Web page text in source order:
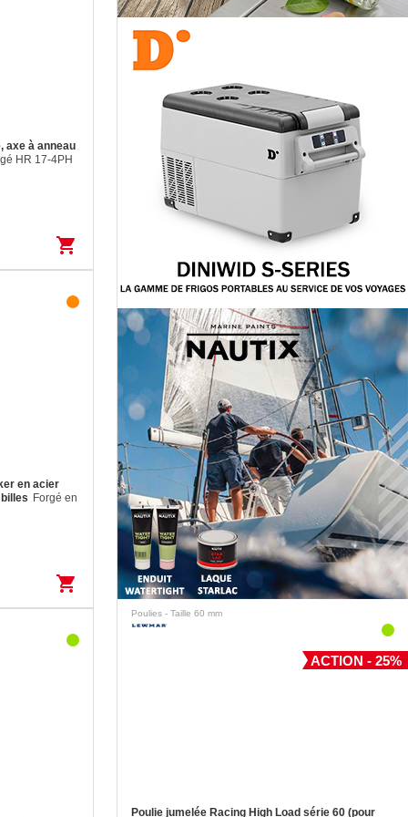
axe à anneau
HR 17-4PH
shopping_cart
en acier
Forgé en
(17-4 PH).
shopping_cart
Poulies - Taille 60 mm
ACTION - 25%
Poulie jumelée Racing High Load série 60 (pour